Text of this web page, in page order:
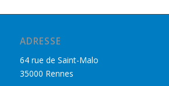
ADRESSE
64 rue de Saint-Malo
35000 Rennes